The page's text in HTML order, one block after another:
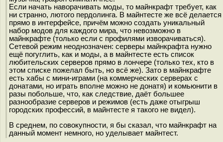
Если начать наворачивать моды, то майнкрафт требует, как
ни странно, лютого пердолинга. В майнтесте же всё делается
прямо в интерфейсе, причём можно создать уникальный
набор модов для каждого мира, что невозможно в
майнкрафте (только если с профилями изворачиваться).
Сетевой режим неоднозначен: серверы майнкрафта нужно
ещё погуглить, как и моды, а в майнтесте есть список
любительских серверов прямо в лончере (только тех, кто в
этом списке пожелал быть, но всё же). Зато в майнкрафте
есть хабы с мини-играми (на коммерческих серверах с
донатами, но играть вполне можно не донатя) и комьюнити в
разы побольше, что, как следствие, даёт большее
разнообразие серверов и режимов (есть даже отыгрыш
городских профессий, в майнтесте я такого не видел).
В среднем, по совокупности, я бы сказал, что майнкрафт на
данный момент немного, но уделывает майнтест.